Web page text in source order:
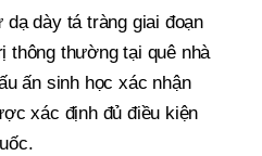
dày tá tràng giai đoạn
thông thường tại quê nhà
ấn sinh học xác nhận
xác định đủ điều kiện